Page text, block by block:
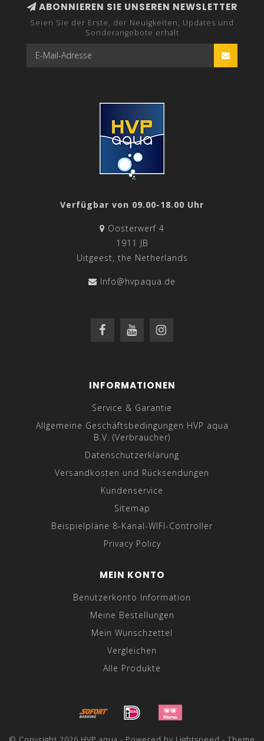
ABONNIEREN SIE UNSEREN NEWSLETTER
Seien Sie der Erste, der Neuigkeiten, Updates und
Sonderangebote erhält
Verfügbar von 09.00-18.00 Uhr
Oosterwerf 4
1911 JB
Uitgeest, the Netherlands
Info@hvpaqua.de
INFORMATIONEN
Service & Garantie
Allgemeine Geschäftsbedingungen HVP aqua
B.V. (Verbraucher)
Datenschutzerklärung
Versandkosten und Rücksendungen
Kundenservice
Sitemap
Beispielpläne 8-Kanal-WIFI-Controller
Privacy Policy
MEIN KONTO
Benutzerkonto Information
Meine Bestellungen
Mein Wunschzettel
Vergleichen
Alle Produkte